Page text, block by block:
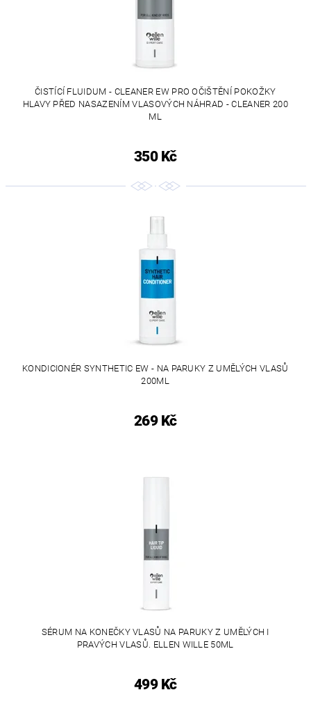
ČISTÍCÍ FLUIDUM - CLEANER EW PRO OČIŠTĚNÍ POKOŽKY
HLAVY PŘED NASAZENÍM VLASOVÝCH NÁHRAD - CLEANER 200
ML
350 Kč
KONDICIONÉR SYNTHETIC EW - NA PARUKY Z UMĚLÝCH VLASŮ
200ML
269 Kč
SÉRUM NA KONEČKY VLASŮ NA PARUKY Z UMĚLÝCH I
PRAVÝCH VLASŮ. ELLEN WILLE 50ML
499 Kč